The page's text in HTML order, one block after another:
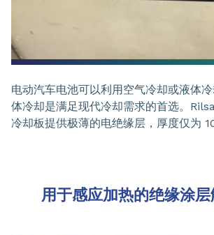
电动汽车电池可以利用空气冷却或液体
体冷却是满足现代冷却需求的首选。
冷却板提供极薄的电绝缘层，厚度仅为
用于感应加热的绝缘涂